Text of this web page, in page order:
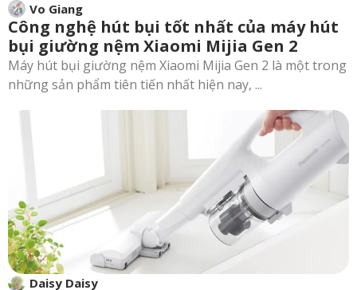
Vo Giang
Công nghệ hút bụi tốt nhất của máy hút
bụi giường nệm Xiaomi Mijia Gen 2
Máy hút bụi giường nệm Xiaomi Mijia Gen 2 là một trong
những sản phẩm tiên tiến nhất hiện nay, ...
Daisy Daisy